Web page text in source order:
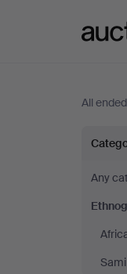
All
at
Any